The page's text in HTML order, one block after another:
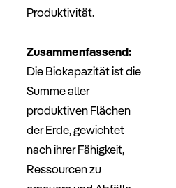
Produktivität.
Zusammenfassend:
Die Biokapazität ist die
Summe aller
produktiven Flächen
der Erde, gewichtet
nach ihrer Fähigkeit,
Ressourcen zu